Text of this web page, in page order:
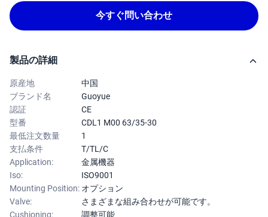
今すぐ問い合わせ
製品の詳細
原産地
中国
ブランド名
Guoyue
認証
CE
型番
CDL1 M00 63/35-30
最低注文数量
1
支払条件
T/TL/C
Application:
金属機器
Iso:
ISO9001
Mounting Position: オプション
Valve:
さまざまな組み合わせが可能です。
Cushioning:
調整可能